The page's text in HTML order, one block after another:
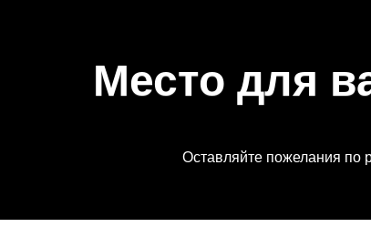
Место для
Оставляйте пожелания по